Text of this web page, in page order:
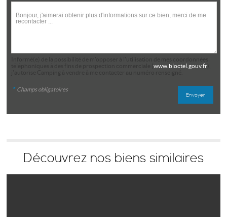
www.bloctel.gouv.fr),
* Champs obligatoires
Découvrez nos biens similaires